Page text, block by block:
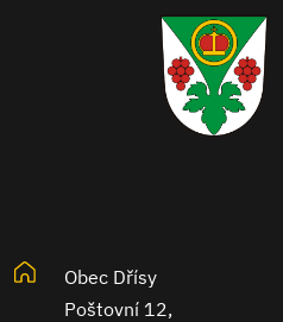
Obec Dřísy
Poštovní 12,